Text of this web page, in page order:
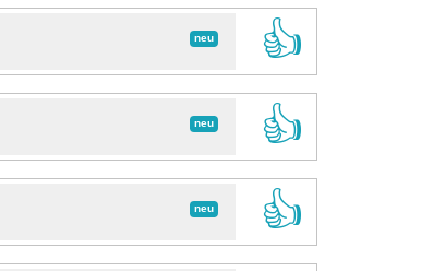
neu
👍
neu
👍
neu
👍